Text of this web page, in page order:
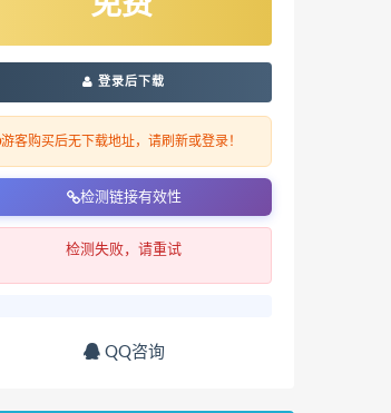
登录后下载
游客购买后无下载地址，请刷新或登录！
检测链接有效性
检测失败，请重试
QQ咨询